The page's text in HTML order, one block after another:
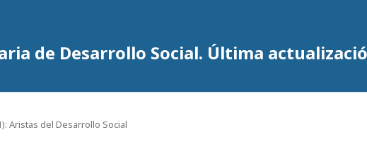
de Desarrollo Social. Última
Aristas del Desarrollo Social